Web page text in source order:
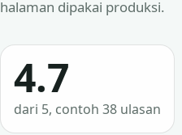
halaman dipakai produksi.
4.7
dari 5, contoh 38 ulasan